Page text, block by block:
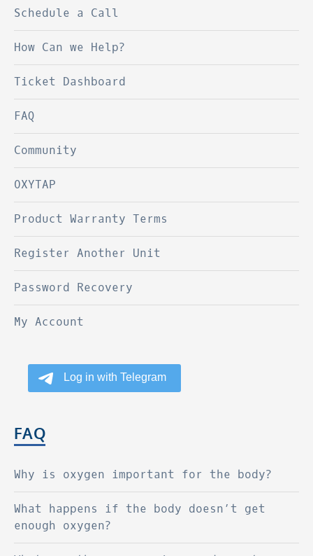
Schedule a Call
How Can we Help?
Ticket Dashboard
FAQ
Community
OXYTAP
Product Warranty Terms
Register Another Unit
Password Recovery
My Account
FAQ
Why is oxygen important for the body?
What happens if the body doesn’t get
enough oxygen?